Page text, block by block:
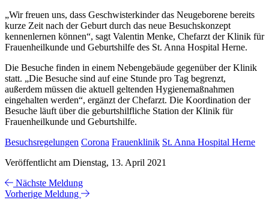
„Wir freuen uns, dass Geschwisterkinder das Neugeborene bereits
kurze Zeit nach der Geburt durch das neue Besuchskonzept
kennenlernen können“, sagt Valentin Menke, Chefarzt der Klinik für
Frauenheilkunde und Geburtshilfe des St. Anna Hospital Herne.
Die Besuche finden in einem Nebengebäude gegenüber der Klinik
statt. „Die Besuche sind auf eine Stunde pro Tag begrenzt,
außerdem müssen die aktuell geltenden Hygienemaßnahmen
eingehalten werden“, ergänzt der Chefarzt. Die Koordination der
Besuche läuft über die geburtshilfliche Station der Klinik für
Frauenheilkunde und Geburtshilfe.
Besuchsregelungen Corona Frauenklinik St. Anna Hospital Herne
Veröffentlicht am Dienstag, 13. April 2021
Nächste Meldung
Vorherige Meldung